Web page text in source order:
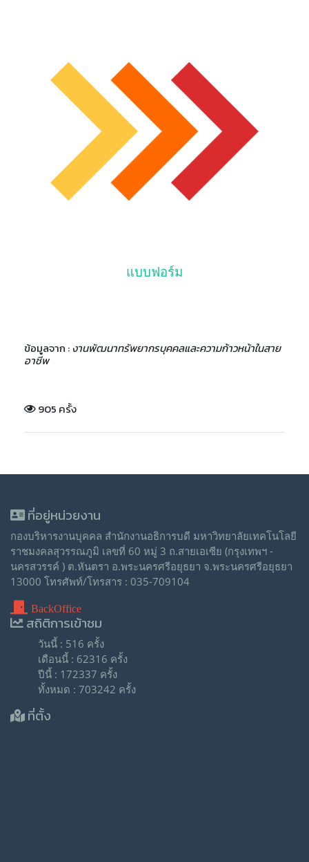
แบบฟอร์ม
ข้อมูลจาก :งานพัฒนาทรัพยากรบุคคลและความก้าวหน้าในสาย
อาชีพ
905 ครั้ง
ที่อยู่หน่วยงาน
กองบริหารงานบุคคล สำนักงานอธิการบดี มหาวิทยาลัยเทคโนโลยี
ราชมงคลสุวรรณภูมิ เลขที่ 60 หมู่ 3 ถ.สายเอเซีย (กรุงเทพฯ -
นครสวรรค์ ) ต.หันตรา อ.พระนครศรีอยุธยา จ.พระนครศรีอยุธยา
13000 โทรศัพท์/โทรสาร : 035-709104
BackOffice
สถิติการเข้าชม
วันนี้ : 516 ครั้ง
เดือนนี้ : 62316 ครั้ง
ปีนี้ : 172337 ครั้ง
ทั้งหมด : 703242 ครั้ง
ที่ตั้ง